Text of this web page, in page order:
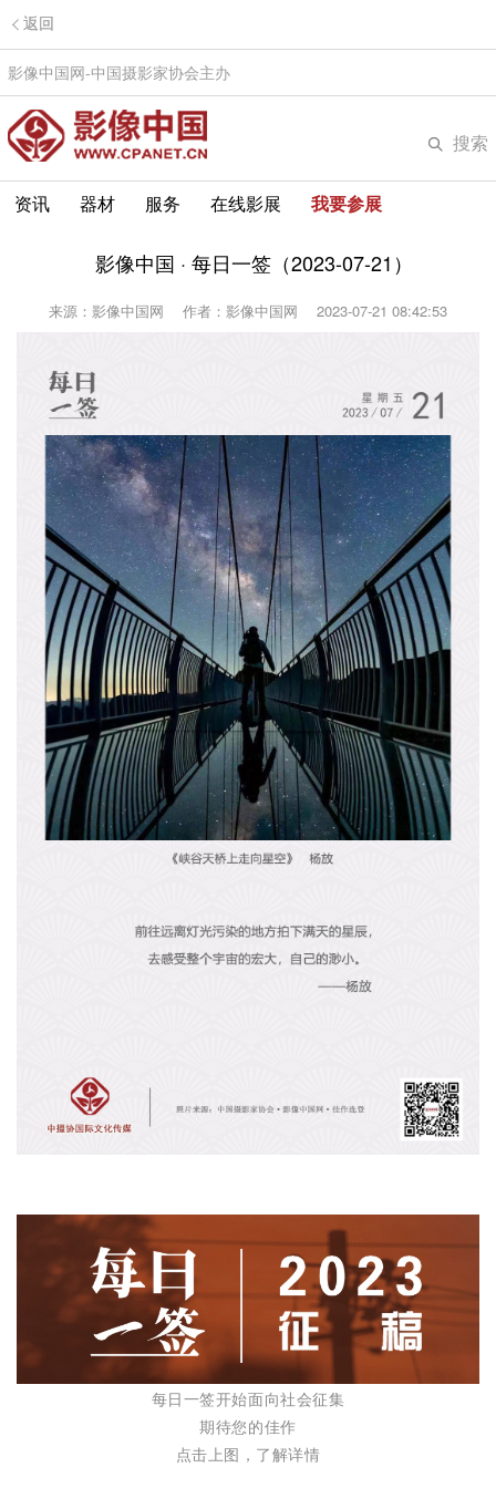
返回
影像中国网-中国摄影家协会主办
搜索
资讯 器材 服务 在线影展 我要参展
影像中国 · 每日一签（2023-07-21）
来源：影像中国网 作者：影像中国网 2023-07-21 08:42:53
每日一签开始面向社会征集
期待您的佳作
点击上图，了解详情